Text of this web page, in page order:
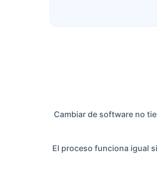
Cambiar de software no
El proceso funciona igual